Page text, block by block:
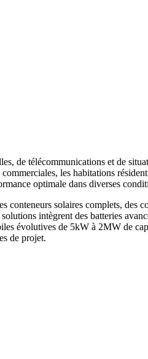
de télécommunications et de
les habitations
optimale dans diverses
conteneurs solaires complets, des
intègrent des batteries
évolutives de 5kW à 2MW de
de projet.